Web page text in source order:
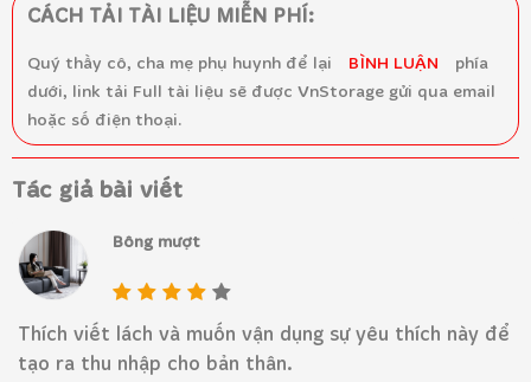
CÁCH TẢI TÀI LIỆU MIỄN PHÍ:
Quý thầy cô, cha mẹ phụ huynh để lại BÌNH LUẬN
phía
dưới, link tải Full tài liệu sẽ được VnStorage gửi qua email
hoặc số điện thoại.
Tác giả bài viết
Bông mượt
Thích viết lách và muốn vận dụng sự yêu thích này để
tạo ra thu nhập cho bản thân.